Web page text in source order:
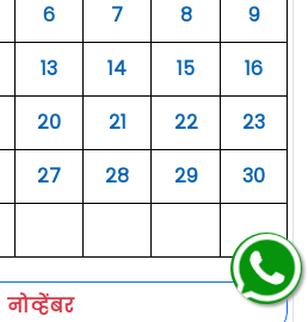
६ ७ ८
९
१३ १४ १५
१६
२० २१ २२
२३
२७ २८ २९
३०
नोव्हेंबर